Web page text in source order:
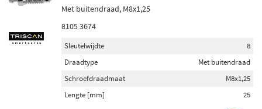
Met buitendraad, M8x1,25
8105 3674
Sleutelwijdte
8
Draadtype
Met buitendraad
Schroefdraadmaat
M8x1,25
Lengte [mm]
25